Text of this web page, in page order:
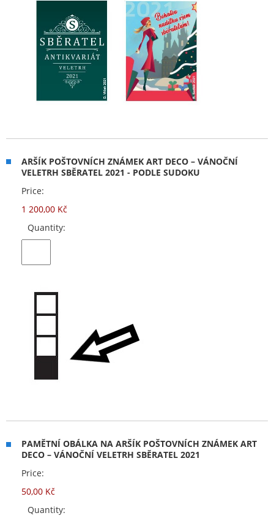
ARŠÍK POŠTOVNÍCH ZNÁMEK ART DECO – VÁNOČNÍ
VELETRH SBĚRATEL 2021 - PODLE SUDOKU
Price:
1 200,00 Kč
Quantity:
PAMĚTNÍ OBÁLKA NA ARŠÍK POŠTOVNÍCH ZNÁMEK ART
DECO – VÁNOČNÍ VELETRH SBĚRATEL 2021
Price:
50,00 Kč
Quantity: